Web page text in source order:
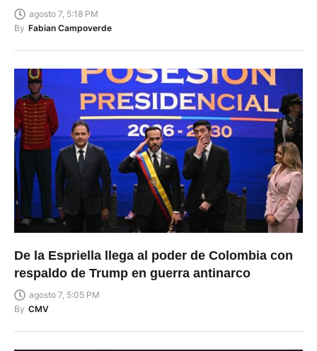
agosto 7, 5:18 PM
By Fabian Campoverde
De la Espriella llega al poder de Colombia con
respaldo de Trump en guerra antinarco
agosto 7, 5:05 PM
By CMV